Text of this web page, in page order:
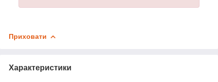
Приховати
Характеристики